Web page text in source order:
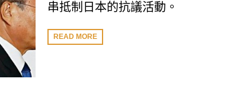
串抵制日本的抗議活動。
READ MORE